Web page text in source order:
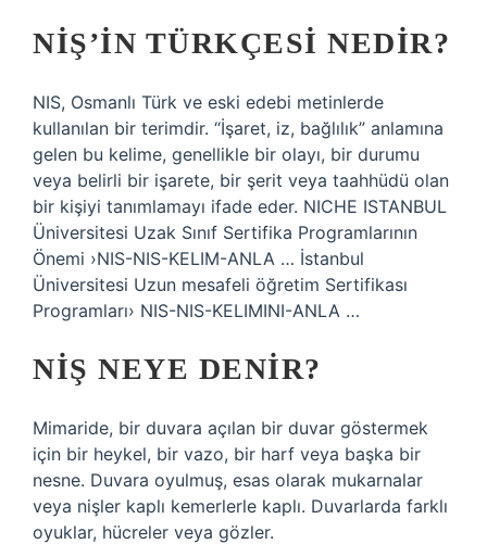
NIŞ’IN TÜRKÇESI NEDIR?
NIS, Osmanlı Türk ve eski edebi metinlerde
kullanılan bir terimdir. “İşaret, iz, bağlılık” anlamına
gelen bu kelime, genellikle bir olayı, bir durumu
veya belirli bir işarete, bir şerit veya taahhüdü olan
bir kişiyi tanımlamayı ifade eder. NICHE ISTANBUL
Üniversitesi Uzak Sınıf Sertifika Programlarının
Önemi ›NIS-NIS-KELIM-ANLA … İstanbul
Üniversitesi Uzun mesafeli öğretim Sertifikası
Programları› NIS-NIS-KELIMINI-ANLA …
NIŞ NEYE DENIR?
Mimaride, bir duvara açılan bir duvar göstermek
için bir heykel, bir vazo, bir harf veya başka bir
nesne. Duvara oyulmuş, esas olarak mukarnalar
veya nişler kaplı kemerlerle kaplı. Duvarlarda farklı
oyuklar, hücreler veya gözler.